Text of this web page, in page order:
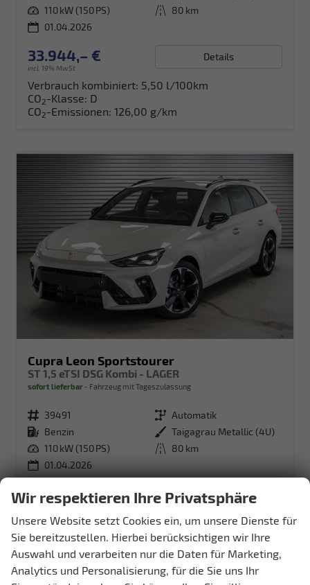
Leistung 110 kW (150 PS) Kilometerstand 80 km
01.04.2026
33.944,– €
incl. 19% MwSt.
Details
Verbrauch kombiniert: 5,50 l/100km
CO2-Klasse: D
CO2-Emissionen: 126,00 g/km
Cupra Leon Sportstourer
ST 1,5 eTSI DSG Kombi - LAGER
sofort lieferbar Fahrzeug mit Tageszulassung
Fahrzeugnr. 39491 Getriebe Automatik
Kraftstoff Benzin Außenfarbe Taigagrau Metallic (4U)
Leistung 110 kW (150 PS) Kilometerstand 80 km
01.04.2026
33.944,– €
incl. 19% MwSt.
Details
Verbrauch kombiniert:5,50 l/100km
CO2-Klasse: D
2-Emissionen: 124,00 g/km
Wir respektieren Ihre Privatsphäre
Unsere Website setzt Cookies ein, um unsere Dienste für
Sie bereitzustellen. Hierbei berücksichtigen wir Ihre
Auswahl und verarbeiten nur die Daten für Marketing,
Analytics und Personalisierung, für die Sie uns Ihr